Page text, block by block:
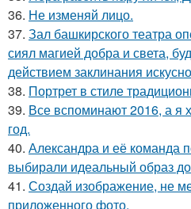
36. Не изменяй лицо.
37. Зал башкирского театра
сиял магией добра и света,
действием заклинания
38. Портрет в стиле
39. Все вспоминают 2016, а я
год.
40. Александра и её команда
выбирали идеальный образ
41. Создай изображение, не
приложенного фото.